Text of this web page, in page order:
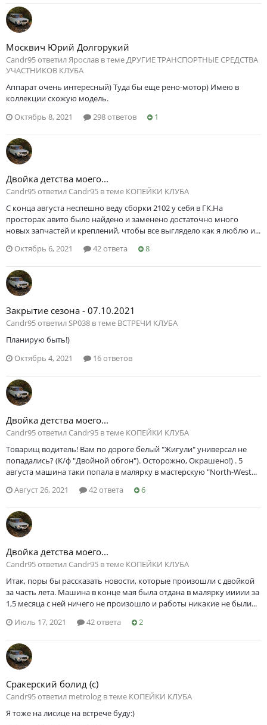
Москвич Юрий Долгорукий
Саndr95 ответил Ярослав в темеДРУГИЕ ТРАНСПОРТНЫЕ СРЕДСТВА
УЧАСТНИКОВ КЛУБА
Аппарат очень интересный) Туда бы еще рено-мотор) Имею в
коллекции схожую модель.
Октябрь 8, 2021
298 ответов 1
Двойка детства моего...
Саndr95 ответил Саndr95 в теме КОПЕЙКИ КЛУБА
С конца августа неспешно веду сборки 2102 у себя в ГК.На
просторах авито было найдено и заменено достаточно много
новых запчастей и креплений, чтобы все выглядело как я люблю и...
Октябрь 6, 2021
42 ответа 8
Закрытие сезона - 07.10.2021
Саndr95 ответил SP038 в теме ВСТРЕЧИ КЛУБА
Планирую быть!)
Октябрь 4, 2021
16 ответов
Двойка детства моего...
Саndr95 ответил Саndr95 в теме КОПЕЙКИ КЛУБА
Товарищ водитель! Вам по дороге белый "Жигули" универсал не
попадались? (К/ф "Двойной обгон"). Осторожно, Окрашено!) . 5
августа машина таки попала в малярку в мастерскую "North-West...
Август 26, 2021
42 ответа 6
Двойка детства моего...
Саndr95 ответил Саndr95 в теме КОПЕЙКИ КЛУБА
Итак, поры бы рассказать новости, которые произошли с двойкой
за часть лета. Машина в конце мая была отдана в малярку иииии за
1,5 месяца с ней ничего не произошло и работы никакие не были...
Июль 17, 2021
42 ответа 2
Сракерский болид (с)
Саndr95 ответил metrolog в теме КОПЕЙКИ КЛУБА
Я тоже на лисице на встрече буду:)